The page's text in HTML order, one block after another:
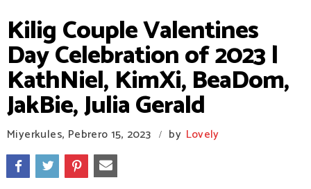
Kilig Couple Valentines
Day Celebration of 2023 |
KathNiel, KimXi, BeaDom,
JakBie, Julia Gerald
Miyerkules, Pebrero 15, 2023 / by Lovely